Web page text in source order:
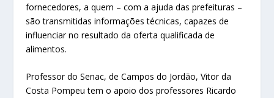
fornecedores, a quem – com a ajuda das prefeituras –
são transmitidas informações técnicas, capazes de
influenciar no resultado da oferta qualificada de
alimentos.
Professor do Senac, de Campos do Jordão, Vitor da
Costa Pompeu tem o apoio dos professores Ricardo